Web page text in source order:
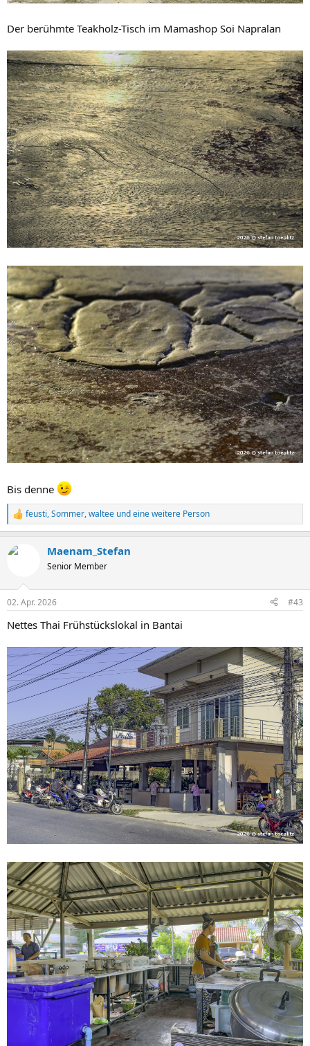
Der berühmte Teakholz-Tisch im Mamashop Soi Napralan
Bis denne
R
e
k
e
:
feusti,Sommer,waltee und eine weitere Person
Maenam_Stefan
Senior Member
02. Apr. 2026 #43
Nettes Thai Frühstückslokal in Bantai